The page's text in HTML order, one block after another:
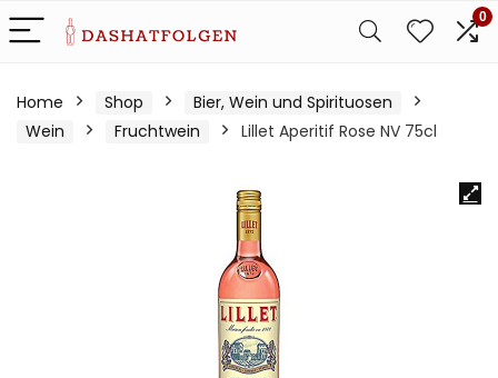
0
Home Shop
Bier, Wein und Spirituosen
Wein
Fruchtwein Lillet Aperitif Rose NV 75cl